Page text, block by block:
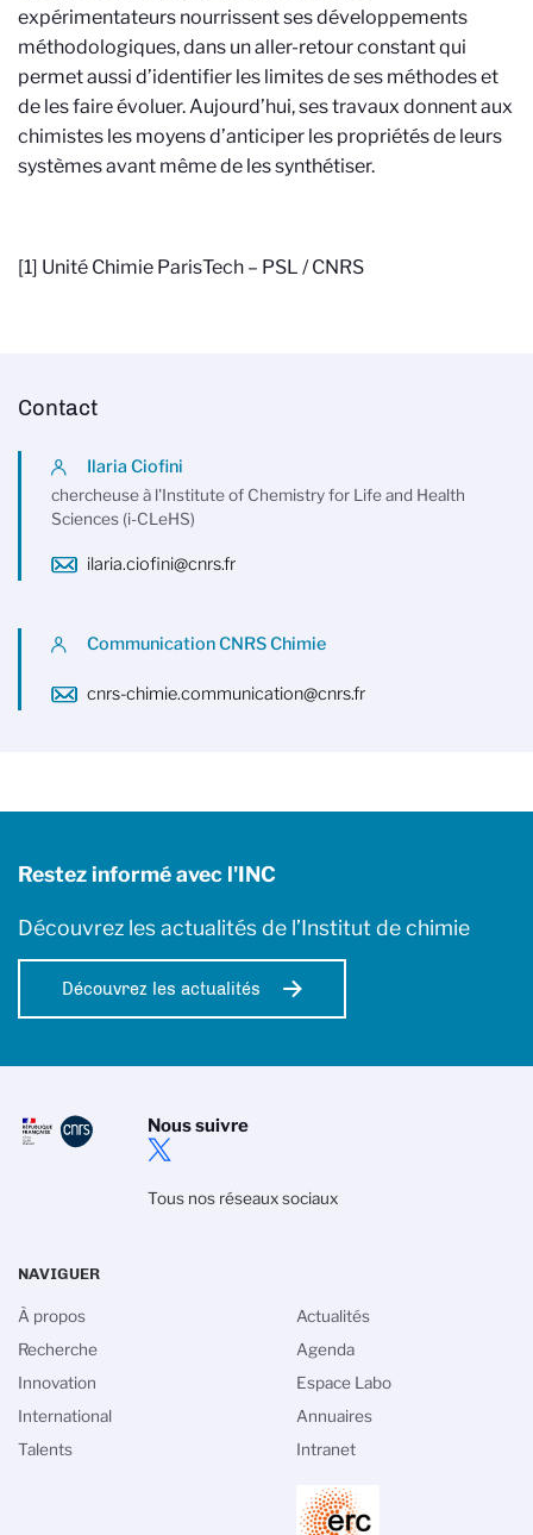
expérimentateurs nourrissent ses développements
méthodologiques, dans un aller-retour constant qui
permet aussi d’identifier les limites de ses méthodes et
de les faire évoluer. Aujourd’hui, ses travaux donnent aux
chimistes les moyens d’anticiper les propriétés de leurs
systèmes avant même de les synthétiser.
[1] Unité Chimie ParisTech – PSL / CNRS
Contact
Ilaria Ciofini
chercheuse à l'Institute of Chemistry for Life and Health
Sciences (i-CLeHS)
ilaria.ciofini@cnrs.fr
Communication CNRS Chimie
cnrs-chimie.communication@cnrs.fr
Restez informé avec l'INC
Découvrez les actualités de l’Institut de chimie
Découvrez les actualités
Nous suivre
Tous nos réseaux sociaux
NAVIGUER
À propos
Recherche
Innovation
International
Talents
Actualités
Agenda
Espace Labo
Annuaires
Intranet